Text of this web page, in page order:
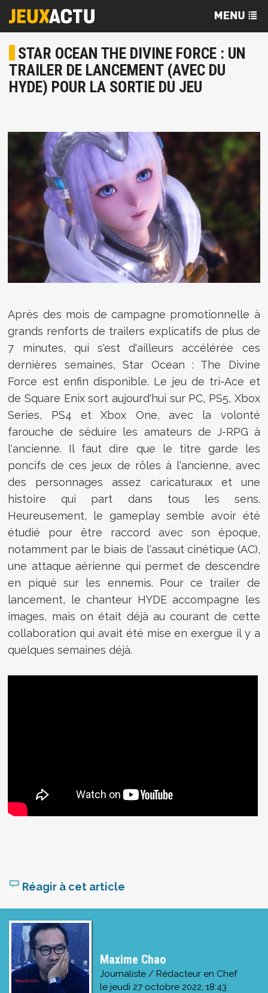
STAR OCEAN THE DIVINE FORCE : UN
TRAILER DE LANCEMENT (AVEC DU
HYDE) POUR LA SORTIE DU JEU
Après des mois de campagne promotionnelle à
grands renforts de trailers explicatifs de plus de
7 minutes, qui s'est d'ailleurs accélérée ces
dernières semaines,Star Ocean : The Divine
Force est enfin disponible. Le jeu de tri-Ace et
de Square Enix sort aujourd'hui sur PC, PS5, Xbox
Series, PS4 et Xbox One, avec la volonté
farouche de séduire les amateurs de J-RPG à
l'ancienne. Il faut dire que le titre garde les
poncifs de ces jeux de rôles à l'ancienne, avec
des personnages assez caricaturaux et une
histoire qui part dans tous les sens.
Heureusement, le gameplay semble avoir été
étudié pour être raccord avec son époque,
notamment par le biais de l'assaut cinétique (AC),
une attaque aérienne qui permet de descendre
en piqué sur les ennemis. Pour ce trailer de
lancement, le chanteur HYDE accompagne les
images, mais on était déjà au courant de cette
collaboration qui avait été mise en exergue il y a
quelques semaines déjà.
Réagir à cet article
Maxime Chao
Journaliste / Rédacteur en Chef
le jeudi 27 octobre 2022, 18:43